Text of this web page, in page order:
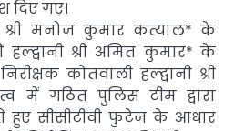
दिए गए।
मनोज कुमार कत्याल* के
हल्द्वानी श्री अमित कुमार* के
कोतवाली हल्द्वानी श्री
में गठित पुलिस टीम द्वारा
हुए सीसीटीवी फुटेज के आधार